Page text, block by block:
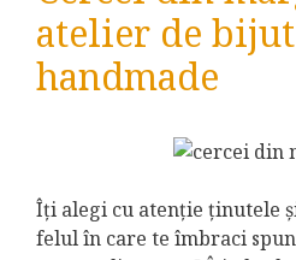
atelier de
handmade
Îți alegi cu atenție ținutele
felul în care te îmbraci